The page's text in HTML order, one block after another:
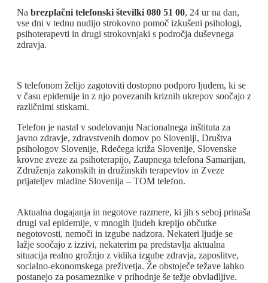
Na brezplačni telefonski številki 080 51 00, 24 ur na dan,
vse dni v tednu nudijo strokovno pomoč izkušeni psihologi,
psihoterapevti in drugi strokovnjaki s področja duševnega
zdravja.
S telefonom želijo zagotoviti dostopno podporo ljudem, ki se
v času epidemije in z njo povezanih kriznih ukrepov soočajo z
različnimi stiskami.
Telefon je nastal v sodelovanju Nacionalnega inštituta za
javno zdravje, zdravstvenih domov po Sloveniji, Društva
psihologov Slovenije, Rdečega križa Slovenije, Slovenske
krovne zveze za psihoterapijo, Zaupnega telefona Samarijan,
Združenja zakonskih in družinskih terapevtov in Zveze
prijateljev mladine Slovenija – TOM telefon.
Aktualna dogajanja in negotove razmere, ki jih s seboj prinaša
drugi val epidemije, v mnogih ljudeh krepijo občutke
negotovosti, nemoči in izgube nadzora. Nekateri ljudje se
lažje soočajo z izzivi, nekaterim pa predstavlja aktualna
situacija realno grožnjo z vidika izgube zdravja, zaposlitve,
socialno-ekonomskega preživetja. Že obstoječe težave lahko
postanejo za posameznike v prihodnje še težje obvladljive.